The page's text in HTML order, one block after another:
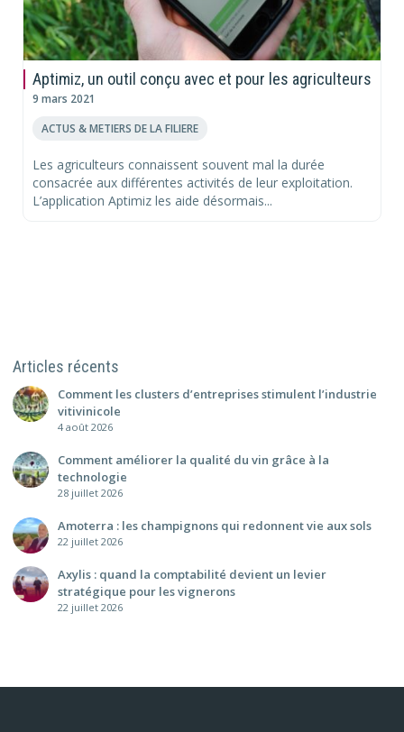
Aptimiz, un outil conçu avec et pour les agriculteurs
9 mars 2021
ACTUS & METIERS DE LA FILIERE
Les agriculteurs connaissent souvent mal la durée
consacrée aux différentes activités de leur exploitation.
L’application Aptimiz les aide désormais...
Articles récents
Comment les clusters d’entreprises stimulent l’industrie
vitivinicole
4 août 2026
Comment améliorer la qualité du vin grâce à la
technologie
28 juillet 2026
Amoterra : les champignons qui redonnent vie aux sols
22 juillet 2026
Axylis : quand la comptabilité devient un levier
stratégique pour les vignerons
22 juillet 2026